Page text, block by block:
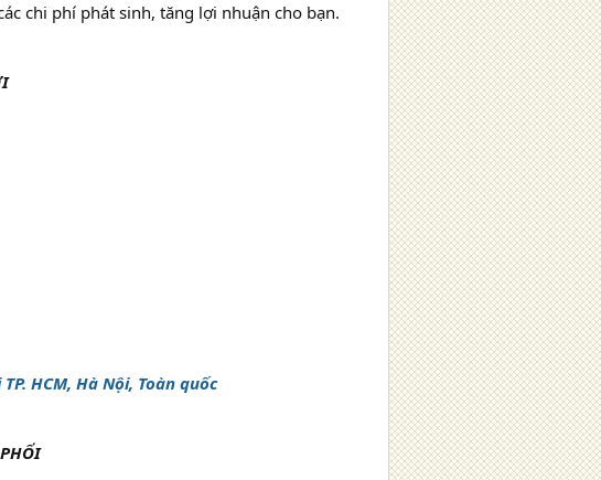
chi phí phát sinh, tăng lợi nhuận cho bạn.
HCM, Hà Nội, Toàn quốc